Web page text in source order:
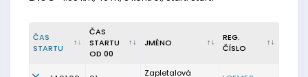
ČAS
STARTU
ČAS
STARTU
OD 00
JMÉNO
REG.
ČÍSLO
Zapletalová